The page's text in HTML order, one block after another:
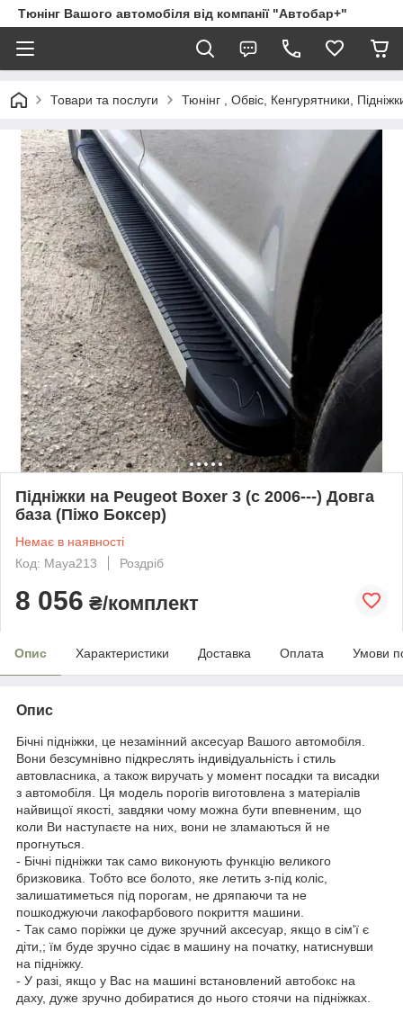
Тюнінг Вашого автомобіля від компанії "Автобар+"
Товари та послуги Тюнінг , Обвіс, Кенгурятники,
Підніжки на Peugeot Boxer 3 (c 2006---) Довга
база (Піжо Боксер)
Немає в наявності
Код: Maya213
Роздріб
8 056 ₴/комплект
Опис Характеристики Доставка Оплата Умови
Опис
Бічні підніжки, це незамінний аксесуар Вашого автомобіля.
Вони безсумнівно підкреслять індивідуальність і стиль
автовласника, а також виручать у момент посадки та висадки
з автомобіля. Ця модель порогів виготовлена з матеріалів
найвищої якості, завдяки чому можна бути впевненим, що
коли Ви наступаєте на них, вони не зламаються й не
прогнуться.
- Бічні підніжки так само виконують функцію великого
бризковика. Тобто все болото, яке летить з-під коліс,
залишатиметься під порогам, не дряпаючи та не
пошкоджуючи лакофарбового покриття машини.
- Так само поріжки це дуже зручний аксесуар, якщо в сім'ї є
діти,; їм буде зручно сідає в машину на початку, натиснувши
на підніжку.
- У разі, якщо у Вас на машині встановлений автобокс на
даху, дуже зручно добиратися до нього стоячи на підніжках.